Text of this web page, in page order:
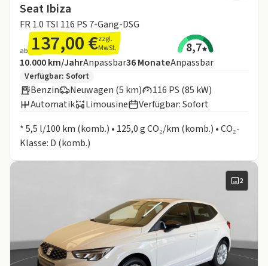
Seat Ibiza
FR 1.0 TSI 116 PS 7-Gang-DSG
ab 137,00 €zzgl.
MwSt.
8,7
Angebotsdetails:
Inklusive Laufleistung
10.000 km/JahrAnpassbarLaufzeit
36MonateAnpassbar
Zusätzliche Fahrzeuginformationen:
Verfügbar: Sofort
Benzin Neuwagen (5 km)
116 PS (85 kW)
Automatik
Limousine
Verfügbar: Sofort
* 5,5 l/100 km (komb.) • 125,0 g CO₂/km (komb.) • CO₂-
Klasse: D (komb.)
2